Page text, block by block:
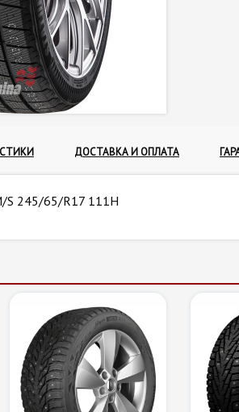
ДОСТАВКА И ОПЛАТА
S 245/65/R17 111H